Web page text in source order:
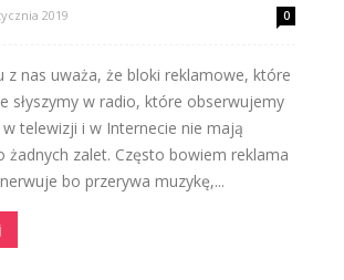
2019 0
z nas uważa, że bloki reklamowe, które
słyszymy w radio, które obserwujemy
telewizji i w Internecie nie mają
żadnych zalet. Często bowiem reklama
bo przerywa muzykę,...